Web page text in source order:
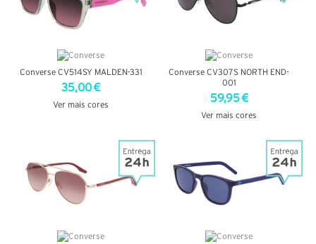
Converse CV514SY MALDEN-331
35,00 €
Ver mais cores
Converse CV307S NORTH END-
001
59,95 €
Ver mais cores